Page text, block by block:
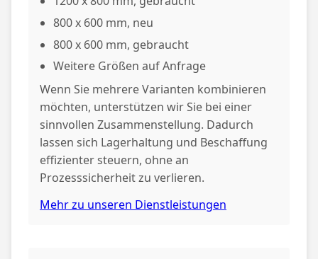
800 x 600 mm, neu
800 x 600 mm, gebraucht
Weitere Größen auf Anfrage
Wenn Sie mehrere Varianten kombinieren
möchten, unterstützen wir Sie bei einer
sinnvollen Zusammenstellung. Dadurch
lassen sich Lagerhaltung und Beschaffung
effizienter steuern, ohne an
Prozesssicherheit zu verlieren.
Mehr zu unseren Dienstleistungen